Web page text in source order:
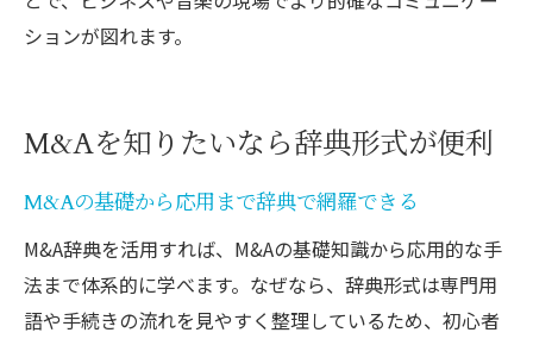
ションが図れます。
M&Aを知りたいなら辞典形式が便利
M&Aの基礎から応用まで辞典で網羅できる
M&A辞典を活用すれば、M&Aの基礎知識から応用的な手
法まで体系的に学べます。なぜなら、辞典形式は専門用
語や手続きの流れを見やすく整理しているため、初心者